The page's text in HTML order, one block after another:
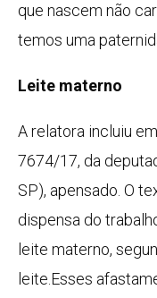
que nascem não
temos uma
Leite materno
A relatora incluiu
7674/17, da
SP), apensado . O
dispensa do
leite materno,
leite.Esses